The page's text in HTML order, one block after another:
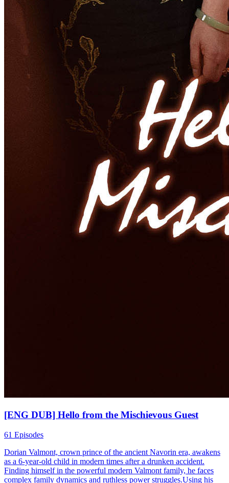
[ENG DUB] Hello from the Mischievous Guest
61 Episodes
Dorian Valmont, crown prince of the ancient Navorin era, awakens
as a 6-year-old child in modern times after a drunken accident.
Finding himself in the powerful modern Valmont family, he faces
complex family dynamics and ruthless power struggles.Using his